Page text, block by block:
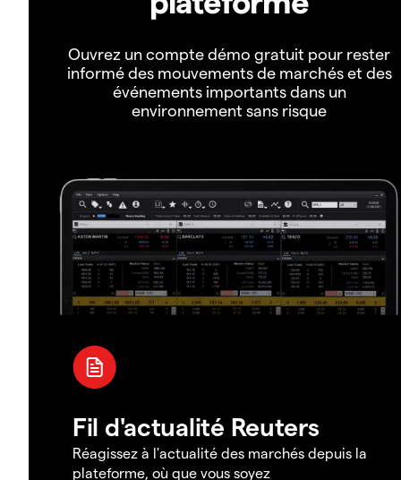
Ouvrez un compte démo gratuit pour rester
informé des mouvements de marchés et des
événements importants dans un
environnement sans risque
Fil d'actualité Reuters
Réagissez à l'actualité des marchés depuis la
plateforme, où que vous soyez